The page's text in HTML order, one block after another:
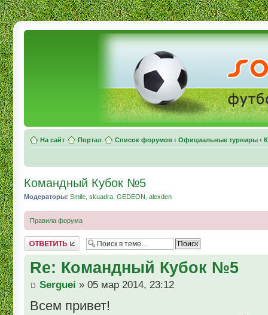
На сайт Портал Список форумов ‹ Официальные турниры ‹
Командный Кубок №5
Модераторы: Smile skuadra GEDEON alexden
Правила форума
Комментировать
Re: Командный Кубок №5
Serguei » 05 мар 2014, 23:12
Всем привет!